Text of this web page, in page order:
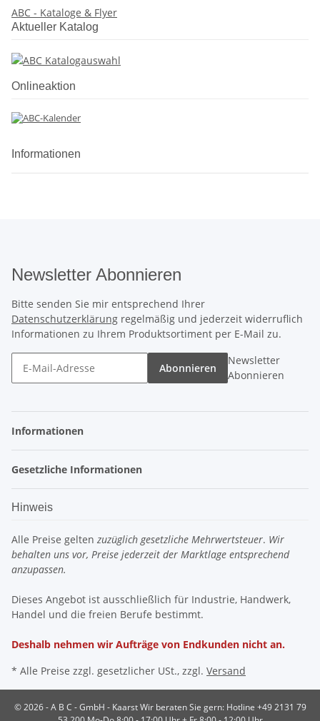
ABC - Kataloge & Flyer
Aktueller Katalog
Onlineaktion
Informationen
Newsletter Abonnieren
Bitte senden Sie mir entsprechend Ihrer
Datenschutzerklärung regelmäßig und jederzeit widerruflich
Informationen zu Ihrem Produktsortiment per E-Mail zu.
Abonnieren
Newsletter
Abonnieren
Informationen
Gesetzliche Informationen
Hinweis
Alle Preise gelten zuzüglich gesetzliche Mehrwertsteuer. Wir
behalten uns vor, Preise jederzeit der Marktlage entsprechend
anzupassen.
Dieses Angebot ist ausschließlich für Industrie, Handwerk,
Handel und die freien Berufe bestimmt.
Deshalb nehmen wir Aufträge von Endkunden nicht an.
* Alle Preise zzgl. gesetzlicher USt., zzgl. Versand
© 2026 - A B C - GmbH - Kaarst Wir beraten Sie gern: Hotline +49 2131 79